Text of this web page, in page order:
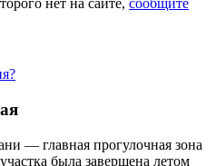
нет на сайте, сообщите
— главная прогулочная зона
была завершена летом